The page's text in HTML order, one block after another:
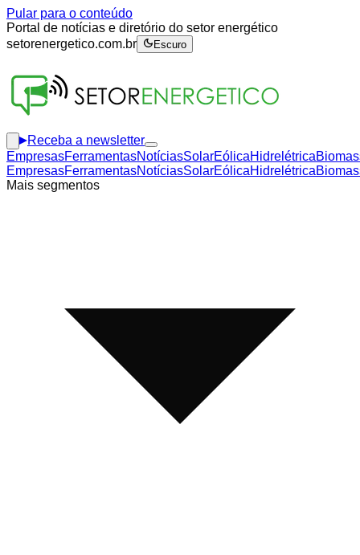
Pular para o conteúdo
Portal de notícias e diretório do setor energético
setorenergetico.com.br
Escuro
Receba a newsletter
EmpresasFerramentasNotíciasSolarEólicaHidrelétrica
EmpresasFerramentasNotíciasSolarEólicaHidrelétrica
Mais segmentos